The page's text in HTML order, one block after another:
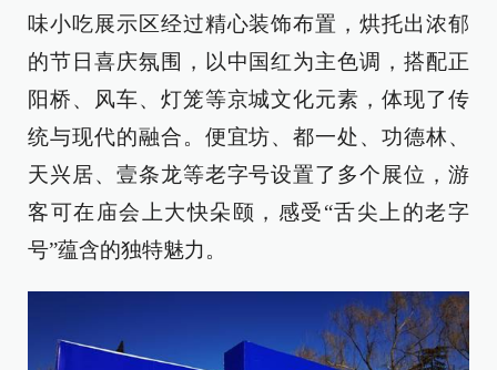
味小吃展示区经过精心装饰布置，烘托出浓郁
的节日喜庆氛围，以中国红为主色调，搭配正
阳桥、风车、灯笼等京城文化元素，体现了传
统与现代的融合。便宜坊、都一处、功德林、
天兴居、壹条龙等老字号设置了多个展位，游
客可在庙会上大快朵颐，感受“舌尖上的老字
号”蕴含的独特魅力。